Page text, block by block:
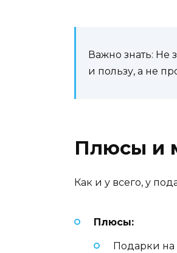
Важно знать: Не
и пользу, а не
Плюсы и
Как и у всего, у
Плюсы:
Подарки на